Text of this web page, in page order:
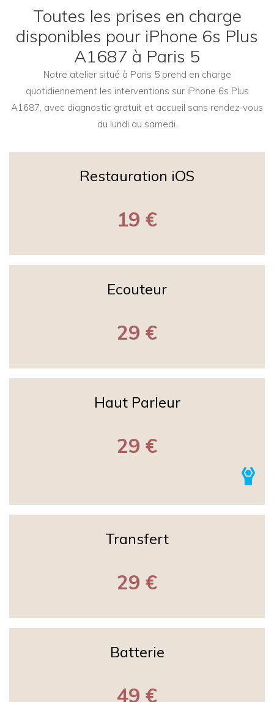
Toutes les prises en charge
disponibles pour iPhone 6s Plus
A1687 à Paris 5
Notre atelier situé à Paris 5 prend en charge
quotidiennement les interventions sur iPhone 6s Plus
A1687, avec diagnostic gratuit et accueil sans rendez-vous
du lundi au samedi.
Restauration iOS
19 €
Ecouteur
29 €
Haut Parleur
29 €
Transfert
29 €
Batterie
49 €